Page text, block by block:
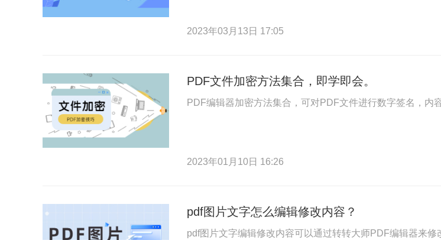
2023年03月13日 17:05
PDF文件加密方法集合，即学即会。
PDF编辑器加密方法集合，可对PDF文件进行数字签名，内
2023年01月10日 16:26
pdf图片文字怎么编辑修改内容？
pdf图片文字编辑修改内容可以通过转转大师PDF编辑器来